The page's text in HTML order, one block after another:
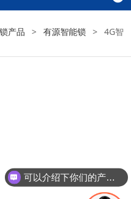
产品 > 有源智能锁 > 4G智
可以介绍下你们的产品么